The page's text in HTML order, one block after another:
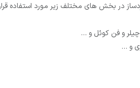
در بخش های مختلف زیر مورد استفاده
و فن کوئل و …
و …